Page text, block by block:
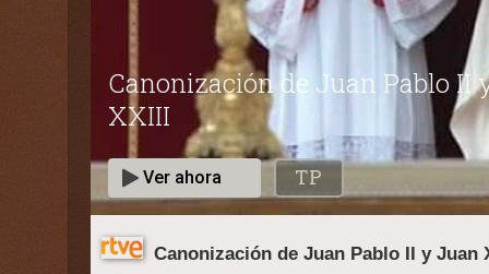
Canonización de Juan Pablo II y Juan